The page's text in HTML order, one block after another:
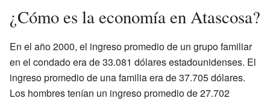
¿Cómo es la economía en Atascosa?
En el año 2000, el ingreso promedio de un grupo familiar
en el condado era de 33.081 dólares estadounidenses. El
ingreso promedio de una familia era de 37.705 dólares.
Los hombres tenían un ingreso promedio de 27.702